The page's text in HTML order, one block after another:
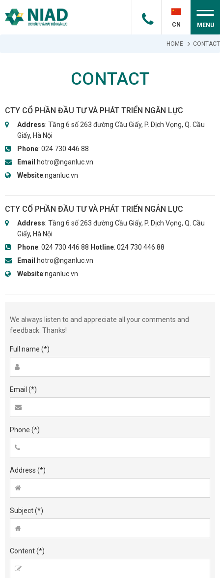
CN MENU
HOME CONTACT
CONTACT
CTY CỔ PHẦN ĐẦU TƯ VÀ PHÁT TRIỂN NGÂN LỰC
Address: Tầng 6 số 263 đường Cầu Giấy, P. Dịch Vọng, Q. Cầu
Giấy, Hà Nội
Phone: 024 730 446 88
Email :hotro@nganluc.vn
Website:nganluc.vn
CTY CỔ PHẦN ĐẦU TƯ VÀ PHÁT TRIỂN NGÂN LỰC
Address: Tầng 6 số 263 đường Cầu Giấy, P. Dịch Vọng, Q. Cầu
Giấy, Hà Nội
Phone: 024 730 446 88 Hotline: 024 730 446 88
Email :hotro@nganluc.vn
Website:nganluc.vn
We always listen to and appreciate all your comments and
feedback. Thanks!
Full name (*)
Email (*)
Phone (*)
Address (*)
Subject(*)
Content(*)